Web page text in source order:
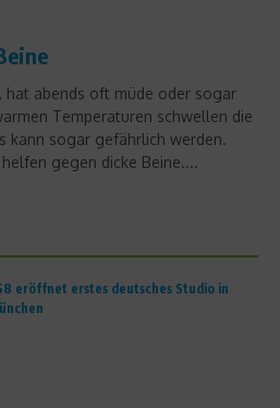
hat abends oft müde oder sogar
Temperaturen schwellen die
kann sogar gefährlich werden.
gegen dicke Beine....
eröffnet erstes deutsches Studio in